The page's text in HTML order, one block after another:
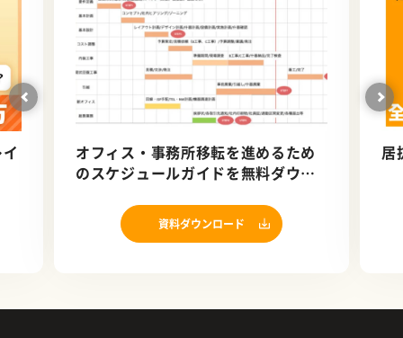
オフィス・事務所移転を進めるため
のスケジュールガイドを無料ダウン
資料ダウンロード
居